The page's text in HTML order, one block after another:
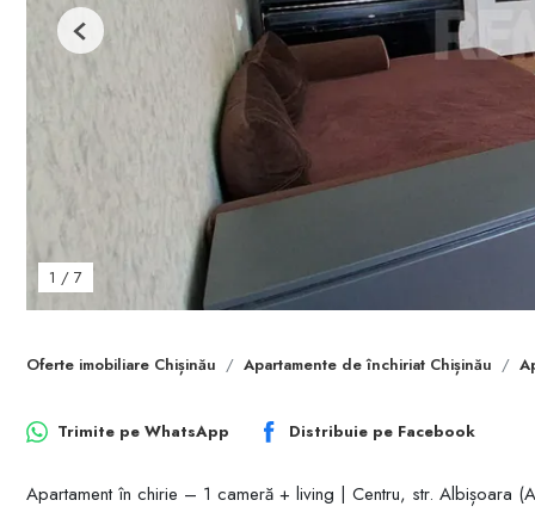
1 / 7
Previous
Oferte imobiliare Chișinău Apartamente de închiriat Chișinău
Trimite pe WhatsApp Distribuie pe Facebook
Apartament în chirie – 1 cameră + living | Centru, str. Albișoara